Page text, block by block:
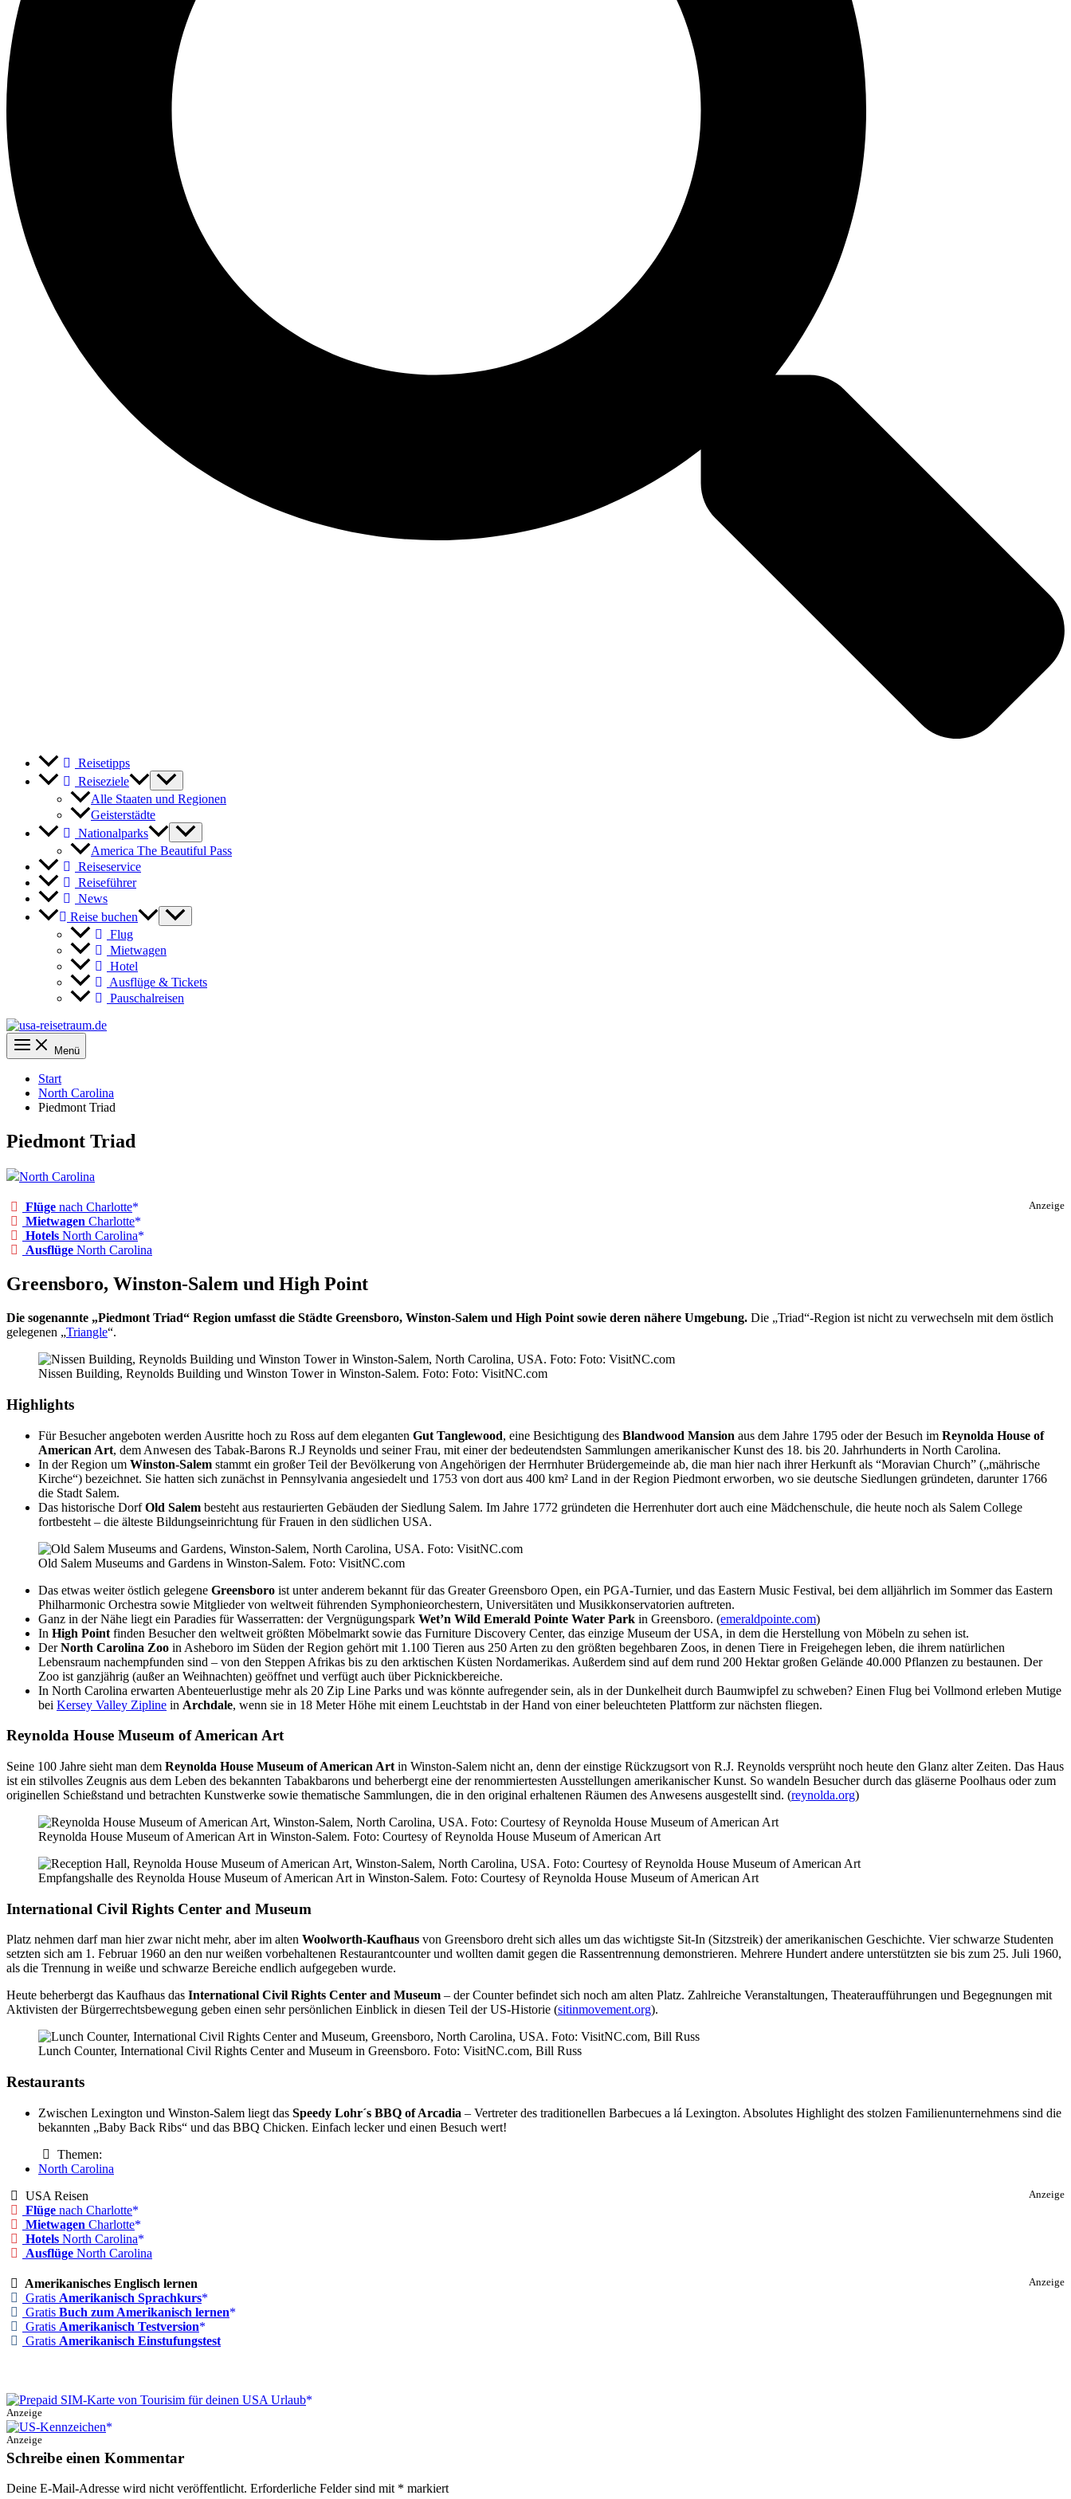
Reisetipps
Reiseziele
Alle Staaten und Regionen
Geisterstädte
Nationalparks
America The Beautiful Pass
Reiseservice
Reiseführer
News
Reise buchen
Flug
Mietwagen
Hotel
Ausflüge & Tickets
Pauschalreisen
Menü
Start
North Carolina
Piedmont Triad
Piedmont Triad
North Carolina
Anzeige
Flüge nach Charlotte
Mietwagen Charlotte
Hotels North Carolina
Ausflüge North Carolina
Greensboro, Winston-Salem und High Point
Die sogenannte „Piedmont Triad“ Region umfasst die Städte Greensboro, Winston-Salem und High Point sowie deren nähere Umgebung. Die „Triad“-Region ist nicht zu verwechseln mit dem östlich
gelegenen „Triangle“.
Nissen Building, Reynolds Building und Winston Tower in Winston-Salem. Foto: Foto: VisitNC.com
Highlights
Für Besucher angeboten werden Ausritte hoch zu Ross auf dem eleganten Gut Tanglewood, eine Besichtigung des Blandwood Mansion aus dem Jahre 1795 oder der Besuch im Reynolda House of
American Art, dem Anwesen des Tabak-Barons R.J Reynolds und seiner Frau, mit einer der bedeutendsten Sammlungen amerikanischer Kunst des 18. bis 20. Jahrhunderts in North Carolina.
In der Region um Winston-Salem stammt ein großer Teil der Bevölkerung von Angehörigen der Herrnhuter Brüdergemeinde ab, die man hier nach ihrer Herkunft als “Moravian Church” („mährische
Kirche“) bezeichnet. Sie hatten sich zunächst in Pennsylvania angesiedelt und 1753 von dort aus 400 km² Land in der Region Piedmont erworben, wo sie deutsche Siedlungen gründeten, darunter 1766
die Stadt Salem.
Das historische DorfOld Salem besteht aus restaurierten Gebäuden der Siedlung Salem. Im Jahre 1772 gründeten die Herrenhuter dort auch eine Mädchenschule, die heute noch als Salem College
fortbesteht – die älteste Bildungseinrichtung für Frauen in den südlichen USA.
Old Salem Museums and Gardens in Winston-Salem. Foto: VisitNC.com
Das etwas weiter östlich gelegene Greensboro ist unter anderem bekannt für das Greater Greensboro Open, ein PGA-Turnier, und das Eastern Music Festival, bei dem alljährlich im Sommer das Eastern
Philharmonic Orchestra sowie Mitglieder von weltweit führenden Symphonieorchestern, Universitäten und Musikkonservatorien auftreten.
Ganz in der Nähe liegt ein Paradies für Wasserratten: der Vergnügungspark Wet’n Wild Emerald Pointe Water Park in Greensboro. (emeraldpointe.com)
In High Point finden Besucher den weltweit größten Möbelmarkt sowie das Furniture Discovery Center, das einzige Museum der USA, in dem die Herstellung von Möbeln zu sehen ist.
DerNorth Carolina Zoo in Asheboro im Süden der Region gehört mit 1.100 Tieren aus 250 Arten zu den größten begehbaren Zoos, in denen Tiere in Freigehegen leben, die ihrem natürlichen
Lebensraum nachempfunden sind – von den Steppen Afrikas bis zu den arktischen Küsten Nordamerikas. Außerdem sind auf dem rund 200 Hektar großen Gelände 40.000 Pflanzen zu bestaunen. Der
Zoo ist ganzjährig (außer an Weihnachten) geöffnet und verfügt auch über Picknickbereiche.
In North Carolina erwarten Abenteuerlustige mehr als 20 Zip Line Parks und was könnte aufregender sein, als in der Dunkelheit durch Baumwipfel zu schweben? Einen Flug bei Vollmond erleben Mutige
bei Kersey Valley Zipline in Archdale, wenn sie in 18 Meter Höhe mit einem Leuchtstab in der Hand von einer beleuchteten Plattform zur nächsten fliegen.
Reynolda House Museum of American Art
Seine 100 Jahre sieht man dem Reynolda House Museum of American Art in Winston-Salem nicht an, denn der einstige Rückzugsort von R.J. Reynolds versprüht noch heute den Glanz alter Zeiten. Das Haus
ist ein stilvolles Zeugnis aus dem Leben des bekannten Tabakbarons und beherbergt eine der renommiertesten Ausstellungen amerikanischer Kunst. So wandeln Besucher durch das gläserne Poolhaus oder zum
originellen Schießstand und betrachten Kunstwerke sowie thematische Sammlungen, die in den original erhaltenen Räumen des Anwesens ausgestellt sind. (reynolda.org)
Reynolda House Museum of American Art in Winston-Salem. Foto: Courtesy of Reynolda House Museum of American Art
Empfangshalle des Reynolda House Museum of American Art in Winston-Salem. Foto: Courtesy of Reynolda House Museum of American Art
International Civil Rights Center and Museum
Platz nehmen darf man hier zwar nicht mehr, aber im alten Woolworth-Kaufhaus von Greensboro dreht sich alles um das wichtigste Sit-In (Sitzstreik) der amerikanischen Geschichte. Vier schwarze Studenten
setzten sich am 1. Februar 1960 an den nur weißen vorbehaltenen Restaurantcounter und wollten damit gegen die Rassentrennung demonstrieren. Mehrere Hundert andere unterstützten sie bis zum 25. Juli 1960,
als die Trennung in weiße und schwarze Bereiche endlich aufgegeben wurde.
Heute beherbergt das Kaufhaus das International Civil Rights Center and Museum – der Counter befindet sich noch am alten Platz. Zahlreiche Veranstaltungen, Theateraufführungen und Begegnungen mit
Aktivisten der Bürgerrechtsbewegung geben einen sehr persönlichen Einblick in diesen Teil der US-Historie (sitinmovement.org).
Lunch Counter, International Civil Rights Center and Museum in Greensboro. Foto: VisitNC.com, Bill Russ
Restaurants
Zwischen Lexington und Winston-Salem liegt das Speedy Lohr´s BBQ of Arcadia – Vertreter des traditionellen Barbecues a lá Lexington. Absolutes Highlight des stolzen Familienunternehmens sind die
bekannten „Baby Back Ribs“ und das BBQ Chicken. Einfach lecker und einen Besuch wert!
Themen:
North Carolina
Anzeige
USA Reisen
Flüge nach Charlotte
Mietwagen Charlotte
Hotels North Carolina
Ausflüge North Carolina
Anzeige
Amerikanisches Englisch lernen
Gratis Amerikanisch Sprachkurs
Gratis Buch zum Amerikanisch lernen
Gratis Amerikanisch Testversion
Gratis Amerikanisch Einstufungstest
Anzeige
Anzeige
Schreibe einen Kommentar
Deine E-Mail-Adresse wird nicht veröffentlicht. Erforderliche Felder sind mit * markiert